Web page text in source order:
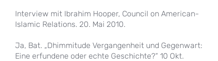
Interview mit Ibrahim Hooper, Council on American-
Islamic Relations. 20. Mai 2010.
Ja, Bat. „Dhimmitude Vergangenheit und Gegenwart:
Eine erfundene oder echte Geschichte?“ 10 Okt.